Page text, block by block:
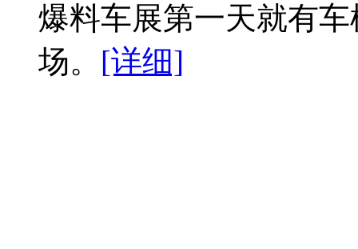
爆料车展第一天就有
场。 [详细]